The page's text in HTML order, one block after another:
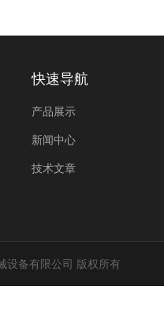
快速导航
产品展示
新闻中心
技术文章
设备有限公司 版权所有